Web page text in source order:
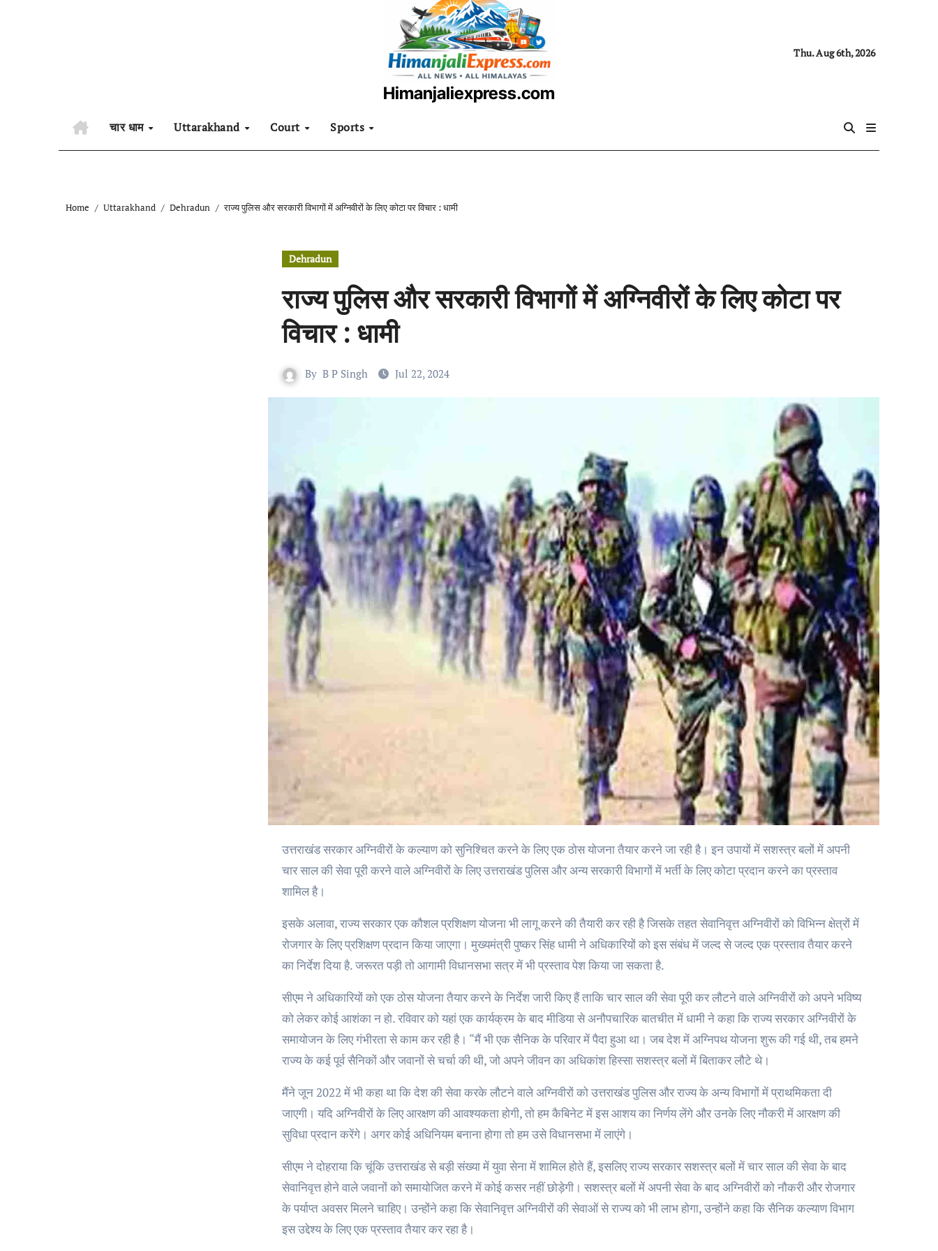
Himanjaliexpress.com
Thu. Aug 6th, 2026
चार धाम Uttarakhand Court Sports
Home Uttarakhand Dehradun राज्य पुलिस और सरकारी विभागों में अग्निवीरों के लिए कोटा पर विचार : धामी
Dehradun
राज्य पुलिस और सरकारी विभागों में अग्निवीरों के लिए कोटा पर
विचार : धामी
By B P Singh Jul 22, 2024
उत्तराखंड सरकार अग्निवीरों के कल्याण को सुनिश्चित करने के लिए एक ठोस योजना तैयार करने जा रही है। इन उपायों में सशस्त्र बलों में अपनी
चार साल की सेवा पूरी करने वाले अग्निवीरों के लिए उत्तराखंड पुलिस और अन्य सरकारी विभागों में भर्ती के लिए कोटा प्रदान करने का प्रस्ताव
शामिल है।
इसके अलावा, राज्य सरकार एक कौशल प्रशिक्षण योजना भी लागू करने की तैयारी कर रही है जिसके तहत सेवानिवृत्त अग्निवीरों को विभिन्न क्षेत्रों में
रोजगार के लिए प्रशिक्षण प्रदान किया जाएगा। मुख्यमंत्री पुष्कर सिंह धामी ने अधिकारियों को इस संबंध में जल्द से जल्द एक प्रस्ताव तैयार करने
का निर्देश दिया है. जरूरत पड़ी तो आगामी विधानसभा सत्र में भी प्रस्ताव पेश किया जा सकता है.
सीएम ने अधिकारियों को एक ठोस योजना तैयार करने के निर्देश जारी किए हैं ताकि चार साल की सेवा पूरी कर लौटने वाले अग्निवीरों को अपने भविष्य
को लेकर कोई आशंका न हो. रविवार को यहां एक कार्यक्रम के बाद मीडिया से अनौपचारिक बातचीत में धामी ने कहा कि राज्य सरकार अग्निवीरों के
समायोजन के लिए गंभीरता से काम कर रही है। “मैं भी एक सैनिक के परिवार में पैदा हुआ था। जब देश में अग्निपथ योजना शुरू की गई थी, तब हमने
राज्य के कई पूर्व सैनिकों और जवानों से चर्चा की थी, जो अपने जीवन का अधिकांश हिस्सा सशस्त्र बलों में बिताकर लौटे थे।
मैंने जून 2022 में भी कहा था कि देश की सेवा करके लौटने वाले अग्निवीरों को उत्तराखंड पुलिस और राज्य के अन्य विभागों में प्राथमिकता दी
जाएगी। यदि अग्निवीरों के लिए आरक्षण की आवश्यकता होगी, तो हम कैबिनेट में इस आशय का निर्णय लेंगे और उनके लिए नौकरी में आरक्षण की
सुविधा प्रदान करेंगे। अगर कोई अधिनियम बनाना होगा तो हम उसे विधानसभा में लाएंगे।
सीएम ने दोहराया कि चूंकि उत्तराखंड से बड़ी संख्या में युवा सेना में शामिल होते हैं, इसलिए राज्य सरकार सशस्त्र बलों में चार साल की सेवा के बाद
सेवानिवृत्त होने वाले जवानों को समायोजित करने में कोई कसर नहीं छोड़ेगी। सशस्त्र बलों में अपनी सेवा के बाद अग्निवीरों को नौकरी और रोजगार
के पर्याप्त अवसर मिलने चाहिए। उन्होंने कहा कि सेवानिवृत्त अग्निवीरों की सेवाओं से राज्य को भी लाभ होगा, उन्होंने कहा कि सैनिक कल्याण विभाग
इस उद्देश्य के लिए एक प्रस्ताव तैयार कर रहा है।